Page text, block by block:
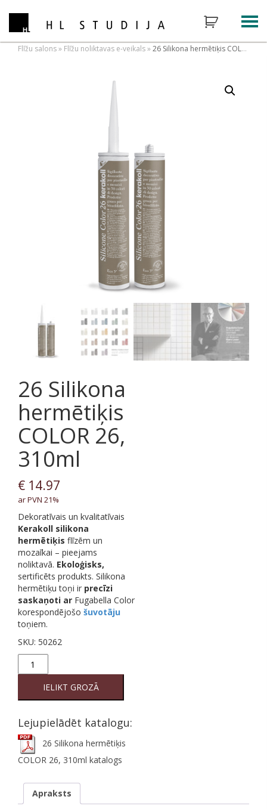
Flīžu salons» Flīžu noliktavas e-veikals»26 Silikona hermētiķis COLOR 26, 310ml
26 Silikona
hermētiķis
COLOR 26,
310ml
€ 14.97
ar PVN 21%
Dekoratīvais un kvalitatīvais
Kerakoll silikona
hermētiķis flīzēm un
mozaīkai – pieejams
noliktavā. Ekoloģisks,
sertificēts produkts. Silikona
hermētiķu toņi ir precīzi
saskaņoti ar Fugabella Color
korespondējošo šuvotāju
toņiem.
SKU: 50262
Silikona
hermētiķis
310ml
quantity
IELIKT GROZĀ
Lejupielādēt katalogu:
26 Silikona hermētiķis
COLOR 26, 310ml katalogs
Apraksts